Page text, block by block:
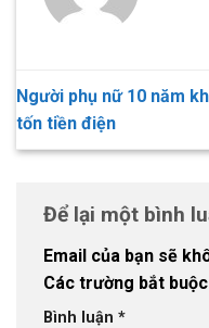
Người phụ nữ 10 năm
tốn tiền điện
Để lại một bình
Email của bạn sẽ
Các trường bắt
Bình luận *